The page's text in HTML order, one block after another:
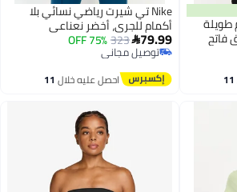
Nike تي شيرت رياضي نسائي بلا
أكمام للجري، أخضر نعناعي
79.99
323
75% OFF
توصيل مجاني
توصيل مجاني
احصل عليه خلال11
اغسطس